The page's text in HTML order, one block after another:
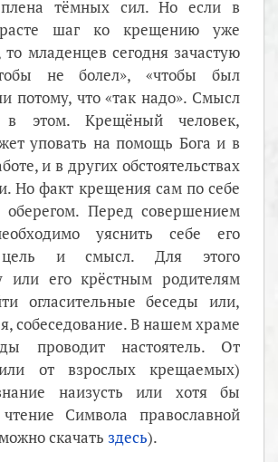
плена тёмных сил. Но если в
шаг ко крещению уже
младенцев сегодня зачастую
не болел», «чтобы был
потому, что «так надо». Смысл
этом. Крещёный человек,
уповать на помощь Бога и в
и в других обстоятельствах
Но факт крещения сам по себе
оберегом. Перед совершением
уяснить себе его
цель и смысл. Для этого
или его крёстным родителям
огласительные беседы или,
собеседование. В нашем храме
проводит настоятель. От
от взрослых крещаемых)
наизусть или хотя бы
Символа православной
скачать здесь).